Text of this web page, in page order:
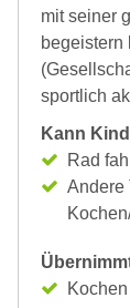
mit seiner
begeistern
sportlich
Kann
Rad
Andere